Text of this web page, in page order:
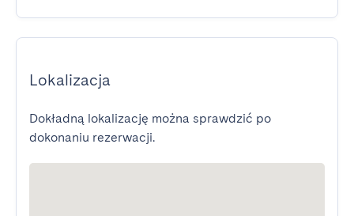
Lokalizacja
Dokładną lokalizację można sprawdzić po
dokonaniu rezerwacji.